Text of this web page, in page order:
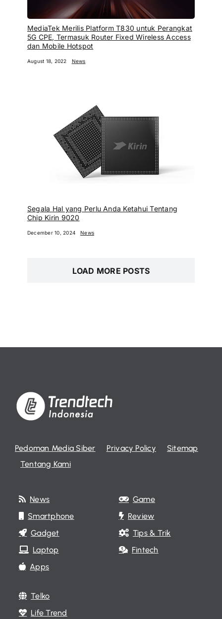
MediaTek Merilis Platform T830 untuk Perangkat
5G CPE, Termasuk Router Fixed Wireless Access
dan Mobile Hotspot
August 18, 2022 News
Segala Hal yang Perlu Anda Ketahui Tentang
Chip Kirin 9020
December 10, 2024 News
LOAD MORE POSTS
Pedoman Media Siber Privacy Policy
Sitemap
Tentang Kami
News
Smartphone
Gadget
Laptop
Apps
Game
Review
Tips & Trik
Fintech
Telko
Life Trend